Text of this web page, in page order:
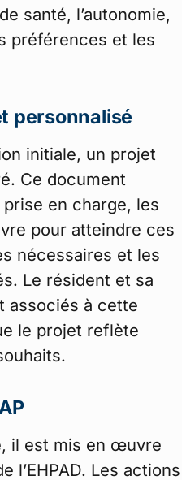
santé, l’autonomie,
préférences et les
personnalisé
initiale, un projet
Ce document
en charge, les
pour atteindre ces
nécessaires et les
Le résident et sa
associés à cette
le projet reflète
il est mis en œuvre
l’EHPAD. Les actions